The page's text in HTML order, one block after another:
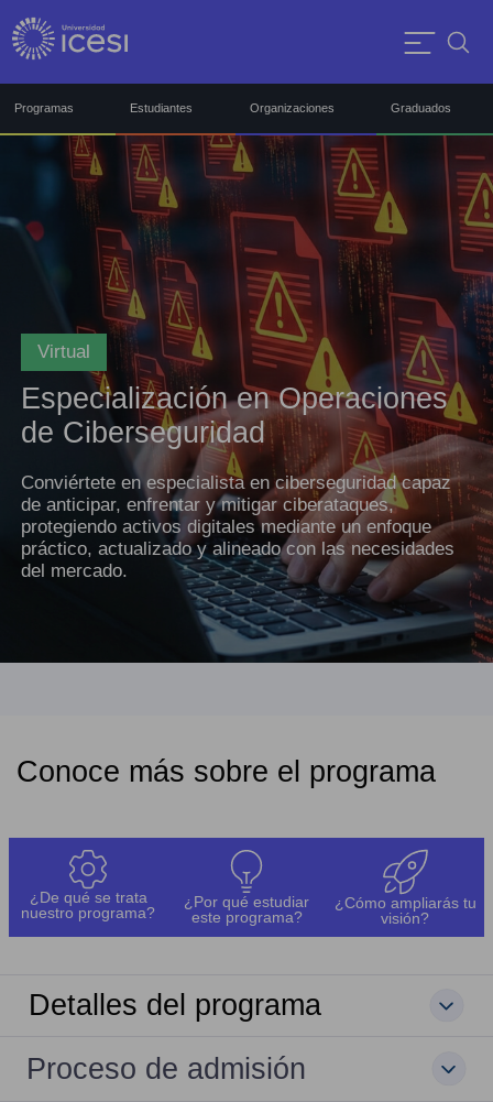
Programas Estudiantes Organizaciones Graduados
Virtual
Especialización en Operaciones
de Ciberseguridad
Conviértete en especialista en ciberseguridad capaz
de anticipar, enfrentar y mitigar ciberataques,
protegiendo activos digitales mediante un enfoque
práctico, actualizado y alineado con las necesidades
del mercado.
Conoce más sobre el programa
¿De qué se trata
nuestro programa?
¿Por qué estudiar
este programa?
¿Cómo ampliarás tu
visión?
Detalles del programa
Proceso de admisión